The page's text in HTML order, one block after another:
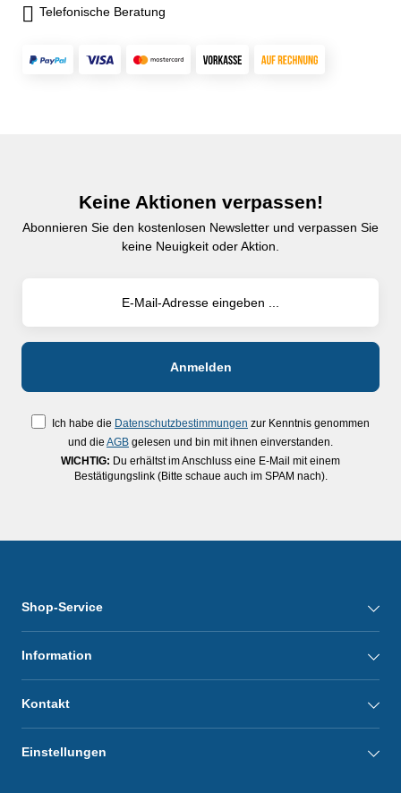
Telefonische Beratung
Keine Aktionen verpassen!
Abonnieren Sie den kostenlosen Newsletter und verpassen Sie
keine Neuigkeit oder Aktion.
Ich habe die Datenschutzbestimmungen zur Kenntnis genommen
und die AGB gelesen und bin mit ihnen einverstanden.
WICHTIG: Du erhältst im Anschluss eine E-Mail mit einem
Bestätigungslink (Bitte schaue auch im SPAM nach).
Shop-Service
Information
Kontakt
Einstellungen